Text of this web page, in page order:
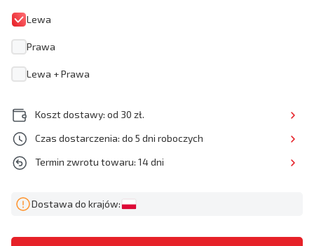
Lewa
Prawa
Lewa + Prawa
Koszt dostawy: od 30 zł.
Czas dostarczenia: do 5 dni roboczych
Termin zwrotu towaru: 14 dni
Dostawa do krajów: